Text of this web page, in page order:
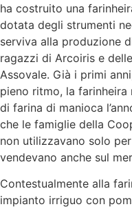
ha costruito una
dotata degli strumenti
serviva alla produzione
ragazzi di Arcoiris e
Assovale. Già i primi
pieno ritmo, la
di farina di manioca
che le famiglie della
non utilizzavano solo
vendevano anche sul
Contestualmente alla
impianto irriguo con